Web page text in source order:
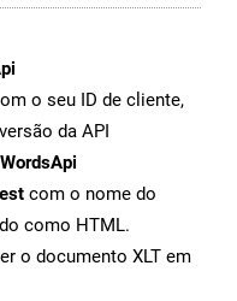
o seu ID de cliente,
da API
com o nome do
como HTML.
o documento XLT em